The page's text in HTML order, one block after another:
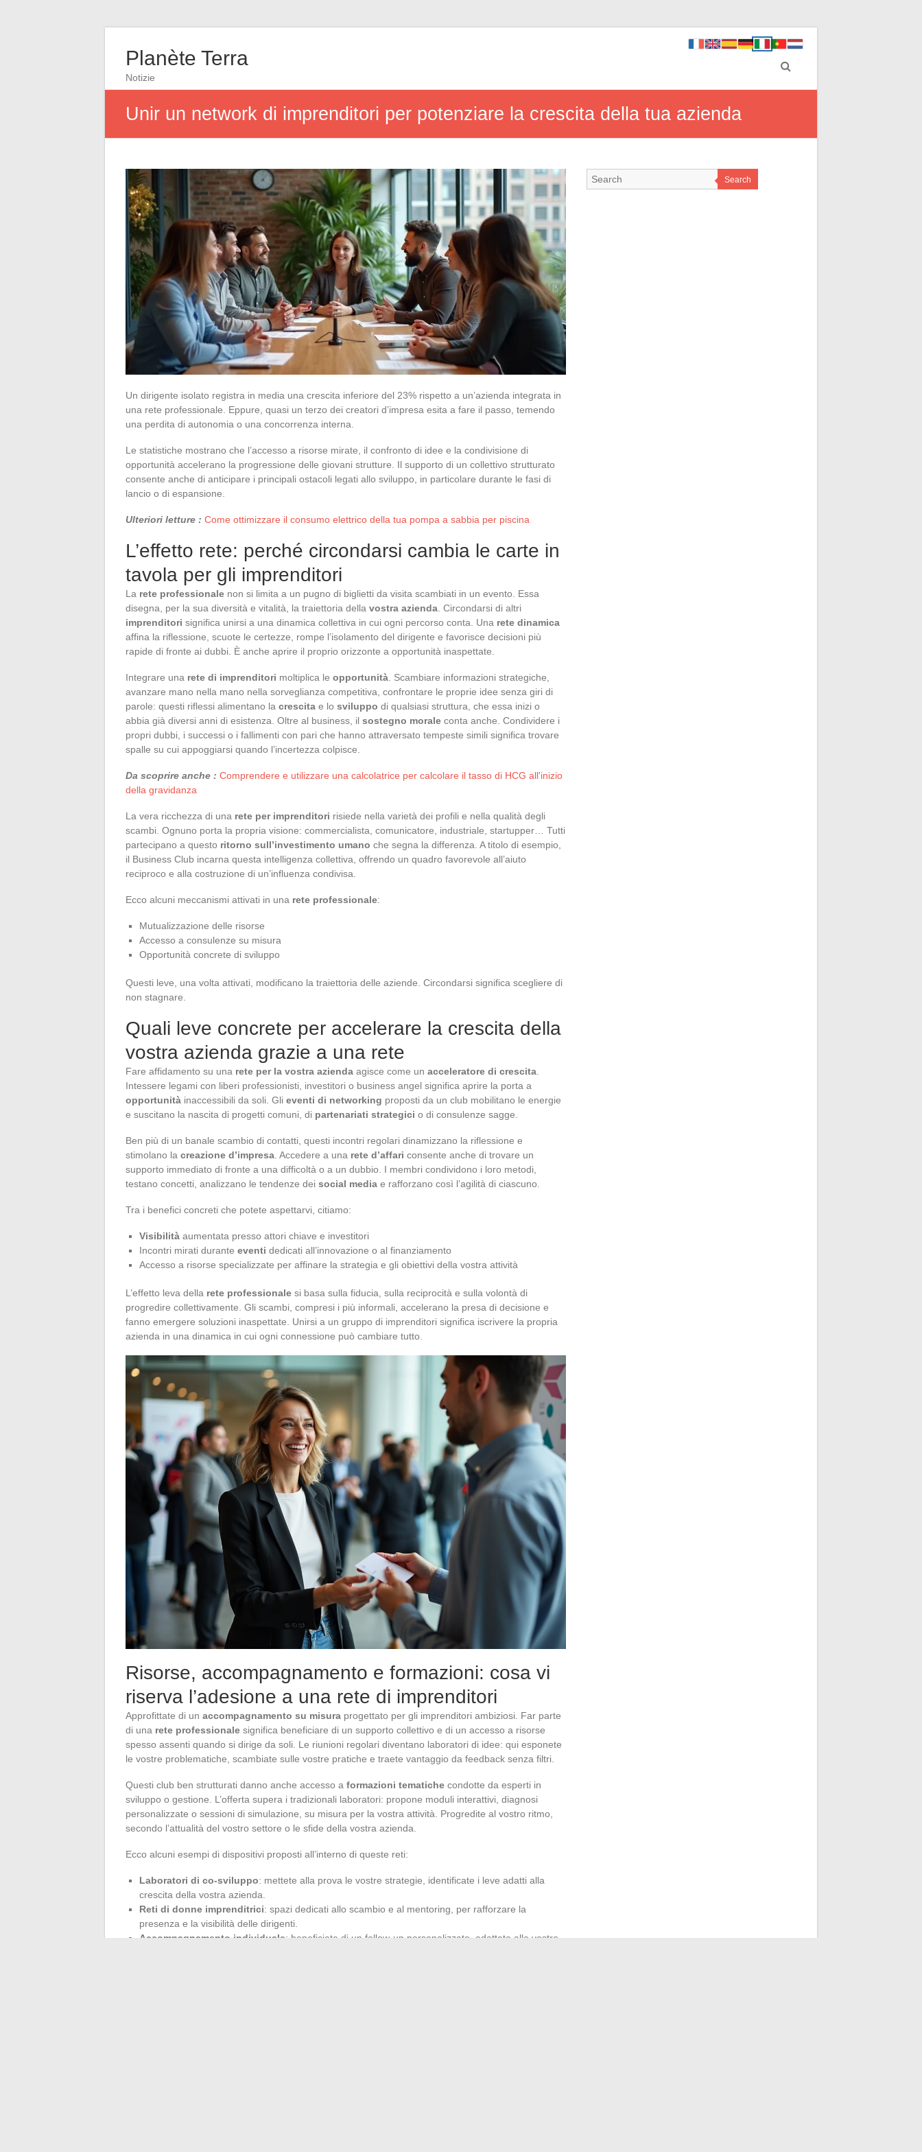
Planète Terra
Notizie
Unir un network di imprenditori per potenziare la crescita della tua azienda
Un dirigente isolato registra in media una crescita inferiore del 23% rispetto a un’azienda integrata in
una rete professionale. Eppure, quasi un terzo dei creatori d’impresa esita a fare il passo, temendo
una perdita di autonomia o una concorrenza interna.
Le statistiche mostrano che l’accesso a risorse mirate, il confronto di idee e la condivisione di
opportunità accelerano la progressione delle giovani strutture. Il supporto di un collettivo strutturato
consente anche di anticipare i principali ostacoli legati allo sviluppo, in particolare durante le fasi di
lancio o di espansione.
Ulteriori letture : Come ottimizzare il consumo elettrico della tua pompa a sabbia per piscina
L’effetto rete: perché circondarsi cambia le carte in
tavola per gli imprenditori
La rete professionale non si limita a un pugno di biglietti da visita scambiati in un evento. Essa
disegna, per la sua diversità e vitalità, la traiettoria della vostra azienda . Circondarsi di altri
imprenditori significa unirsi a una dinamica collettiva in cui ogni percorso conta. Una rete dinamica
affina la riflessione, scuote le certezze, rompe l’isolamento del dirigente e favorisce decisioni più
rapide di fronte ai dubbi. È anche aprire il proprio orizzonte a opportunità inaspettate.
Integrare una rete di imprenditori moltiplica le opportunità . Scambiare informazioni strategiche,
avanzare mano nella mano nella sorveglianza competitiva, confrontare le proprie idee senza giri di
parole: questi riflessi alimentano la crescita e lo sviluppo di qualsiasi struttura, che essa inizi o
abbia già diversi anni di esistenza. Oltre al business, il sostegno morale conta anche. Condividere i
propri dubbi, i successi o i fallimenti con pari che hanno attraversato tempeste simili significa trovare
spalle su cui appoggiarsi quando l’incertezza colpisce.
Da scoprire anche : Comprendere e utilizzare una calcolatrice per calcolare il tasso di HCG all'inizio
della gravidanza
La vera ricchezza di una rete per imprenditori risiede nella varietà dei profili e nella qualità degli
scambi. Ognuno porta la propria visione: commercialista, comunicatore, industriale, startupper… Tutti
partecipano a questo ritorno sull’investimento umano che segna la differenza. A titolo di esempio,
il Business Club incarna questa intelligenza collettiva, offrendo un quadro favorevole all’aiuto
reciproco e alla costruzione di un’influenza condivisa.
Ecco alcuni meccanismi attivati in una rete professionale:
Mutualizzazione delle risorse
Accesso a consulenze su misura
Opportunità concrete di sviluppo
Questi leve, una volta attivati, modificano la traiettoria delle aziende. Circondarsi significa scegliere di
non stagnare.
Quali leve concrete per accelerare la crescita della
vostra azienda grazie a una rete
Fare affidamento su una rete per la vostra azienda agisce come un acceleratore di crescita
Intessere legami con liberi professionisti, investitori o business angel significa aprire la porta a
opportunità inaccessibili da soli. Gli eventi di networking proposti da un club mobilitano le energie
e suscitano la nascita di progetti comuni, di partenariati strategici o di consulenze sagge.
Ben più di un banale scambio di contatti, questi incontri regolari dinamizzano la riflessione e
stimolano la creazione d’impresa . Accedere a una rete d’affari consente anche di trovare un
supporto immediato di fronte a una difficoltà o a un dubbio. I membri condividono i loro metodi,
testano concetti, analizzano le tendenze dei social media e rafforzano così l’agilità di ciascuno.
Tra i benefici concreti che potete aspettarvi, citiamo:
Visibilità aumentata presso attori chiave e investitori
Incontri mirati durante eventi dedicati all’innovazione o al finanziamento
Accesso a risorse specializzate per affinare la strategia e gli obiettivi della vostra attività
L’effetto leva della rete professionale si basa sulla fiducia, sulla reciprocità e sulla volontà di
progredire collettivamente. Gli scambi, compresi i più informali, accelerano la presa di decisione e
fanno emergere soluzioni inaspettate. Unirsi a un gruppo di imprenditori significa iscrivere la propria
azienda in una dinamica in cui ogni connessione può cambiare tutto.
Risorse, accompagnamento e formazioni: cosa vi
riserva l’adesione a una rete di imprenditori
Approfittate di un accompagnamento su misura progettato per gli imprenditori ambiziosi. Far parte
di una rete professionale significa beneficiare di un supporto collettivo e di un accesso a risorse
spesso assenti quando si dirige da soli. Le riunioni regolari diventano laboratori di idee: qui esponete
le vostre problematiche, scambiate sulle vostre pratiche e traete vantaggio da feedback senza filtri.
Questi club ben strutturati danno anche accesso a formazioni tematiche condotte da esperti in
sviluppo o gestione. L’offerta supera i tradizionali laboratori: propone moduli interattivi, diagnosi
personalizzate o sessioni di simulazione, su misura per la vostra attività. Progredite al vostro ritmo,
secondo l’attualità del vostro settore o le sfide della vostra azienda.
Ecco alcuni esempi di dispositivi proposti all’interno di queste reti:
Laboratori di co-sviluppo: mettete alla prova le vostre strategie, identificate i leve adatti alla
crescita della vostra azienda.
Reti di donne imprenditrici: spazi dedicati allo scambio e al mentoring, per rafforzare la
presenza e la visibilità delle dirigenti.
Accompagnamento individuale: beneficiate di un follow-up personalizzato, adattato alle vostre
Search